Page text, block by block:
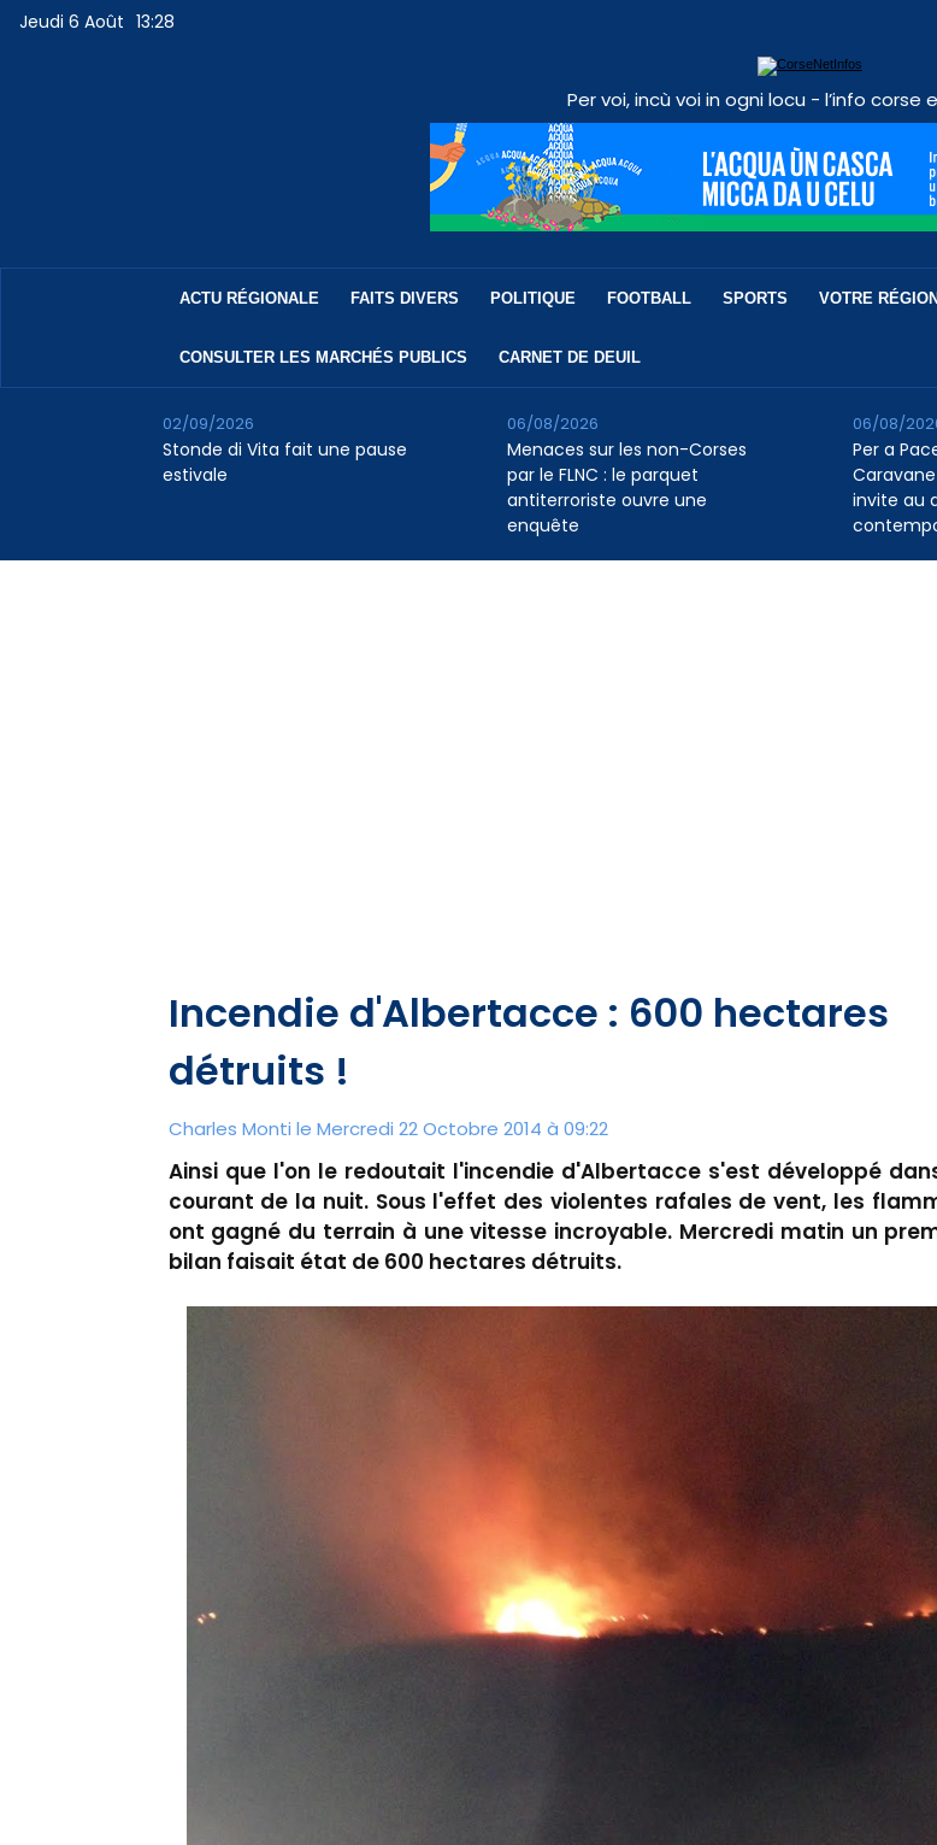
Jeudi 6 Août 13:28
Per voi, incù voi in ogni locu - l’info corse
ACTU RÉGIONALE FAITS DIVERS POLITIQUE FOOTBALL SPORTS VOTRE RÉGION
CONSULTER LES MARCHÉS PUBLICS CARNET DE DEUIL
Stonde di Vita fait une pause
estivale
02/09/2026
Menaces sur les non-Corses
par le FLNC : le parquet
antiterroriste ouvre une
enquête
06/08/2026
Per a
invite au
06/08/
Incendie d'Albertacce : 600 hectares
détruits !
Charles Monti le Mercredi 22 Octobre 2014 à 09:22
Ainsi que l'on le redoutait l'incendie d'Albertacce s'est développé
courant de la nuit. Sous l'effet des violentes rafales de vent, les
ont gagné du terrain à une vitesse incroyable. Mercredi matin un
bilan faisait état de 600 hectares détruits.